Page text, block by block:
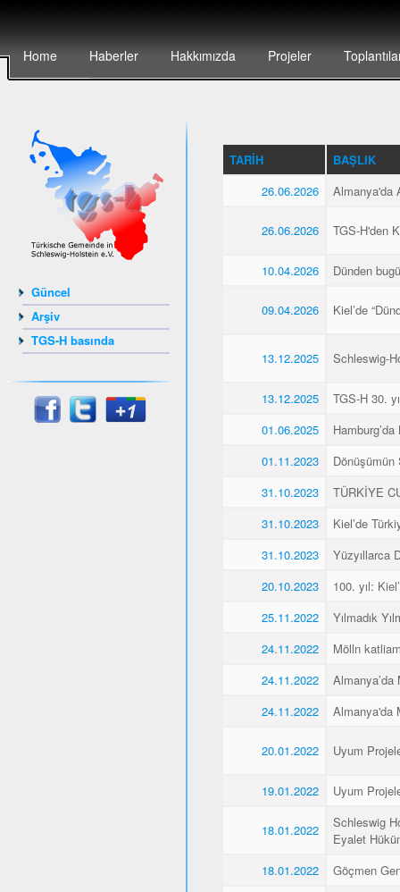
Home Haberler Hakkımızda Projeler
Güncel
Arşiv
TGS-H basında
TARIH
BAŞLIK
26.06.2026
Almanya'da
26.06.2026 TGS-H'den
10.04.2026 Dünden
09.04.2026 Kiel’de
13.12.2025 Schleswig-
13.12.2025
TGS-H 30.
01.06.2025
01.11.2023
Dönüşümün
31.10.2023
TÜRKİYE
31.10.2023
Kiel’de
31.10.2023
Yüzyıllarca
20.10.2023
100. yıl:
25.11.2022
Yılmadık
24.11.2022
Mölln
24.11.2022
Almanya’da
24.11.2022
Almanya'da
20.01.2022 Uyum
19.01.2022 Uyum
18.01.2022
Schleswig
Eyalet
18.01.2022
Göçmen